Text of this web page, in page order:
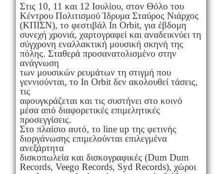
Στις 10, 11 και 12 Ιουλίου, στον Θόλο του
Κέντρου Πολιτισμού Ίδρυμα Σταύρος Νιάρχος
(ΚΠΙΣΝ), το φεστιβάλ In Orbit, για έβδομη
συνεχή χρονιά, χαρτογραφεί και αναδεικνύει τη
σύγχρονη εναλλακτική μουσική σκηνή της
πόλης. Σταθερά προσανατολισμένο στην
ανάγνωση
των μουσικών ρευμάτων τη στιγμή που
γεννιούνται, το In Orbit δεν ακολουθεί τάσεις,
τις
αφουγκράζεται και τις συστήνει στο κοινό
μέσα από διαφορετικές επιμελητικές
προσεγγίσεις.
Στο πλαίσιο αυτό, το line up της φετινής
διοργάνωσης επιμελούνται επιλεγμένα
ανεξάρτητα
δισκοπωλεία και δισκογραφικές (Dum Dum
Records, Veego Records, Syd Records), χώροι